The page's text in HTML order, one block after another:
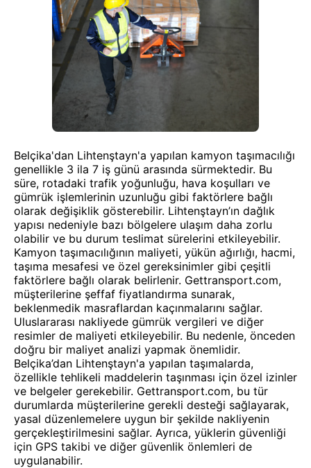
Belçika'dan Lihtenştayn'a yapılan kamyon taşımacılığı
genellikle 3 ila 7 iş günü arasında sürmektedir. Bu
süre, rotadaki trafik yoğunluğu, hava koşulları ve
gümrük işlemlerinin uzunluğu gibi faktörlere bağlı
olarak değişiklik gösterebilir. Lihtenştayn’ın dağlık
yapısı nedeniyle bazı bölgelere ulaşım daha zorlu
olabilir ve bu durum teslimat sürelerini etkileyebilir.
Kamyon taşımacılığının maliyeti, yükün ağırlığı, hacmi,
taşıma mesafesi ve özel gereksinimler gibi çeşitli
faktörlere bağlı olarak belirlenir. Gettransport.com,
müşterilerine şeffaf fiyatlandırma sunarak,
beklenmedik masraflardan kaçınmalarını sağlar.
Uluslararası nakliyede gümrük vergileri ve diğer
resimler de maliyeti etkileyebilir. Bu nedenle, önceden
doğru bir maliyet analizi yapmak önemlidir.
Belçika’dan Lihtenştayn'a yapılan taşımalarda,
özellikle tehlikeli maddelerin taşınması için özel izinler
ve belgeler gerekebilir. Gettransport.com, bu tür
durumlarda müşterilerine gerekli desteği sağlayarak,
yasal düzenlemelere uygun bir şekilde nakliyenin
gerçekleştirilmesini sağlar. Ayrıca, yüklerin güvenliği
için GPS takibi ve diğer güvenlik önlemleri de
uygulanabilir.